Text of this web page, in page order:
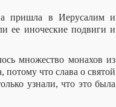
пришла в Иерусалим и
ее иноческие подвиги и
множество монахов из
что слава о святой
узнали, что это была